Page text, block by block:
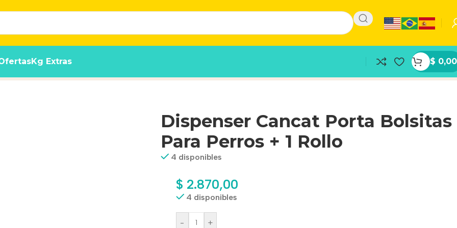
Kg Extras $ 0,00
+ 1 Rollo
Dispenser Cancat Porta Bolsitas
Para Perros + 1 Rollo
4 disponibles
$ 2.870,00
4 disponibles
- +